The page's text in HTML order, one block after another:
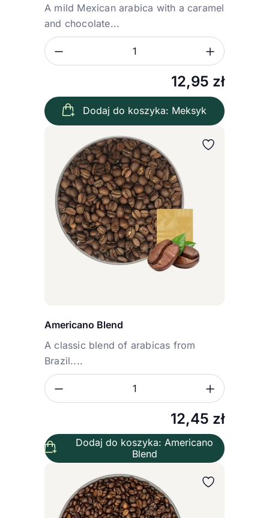
A mild Mexican arabica with a caramel
and chocolate...
12,95 zł
Zmniejsz ilość
Dodaj do koszyka: Meksyk
Americano Blend
A classic blend of arabicas from
Brazil....
12,45 zł
Zmniejsz ilość
Dodaj do koszyka: Americano
Blend